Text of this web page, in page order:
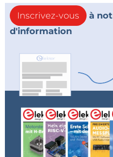
Inscrivez-vous
à
d'information